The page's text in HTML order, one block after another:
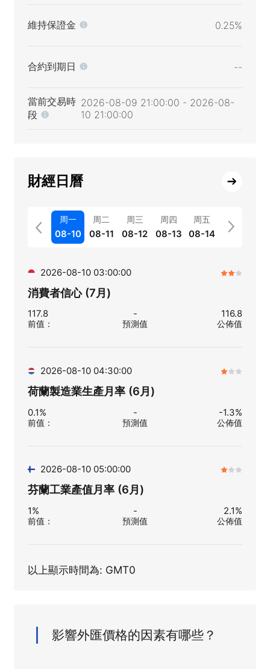
維持保證金 0.25%
合約到期日 --
當前交易時
段
2026-08-09 21:00:00 - 2026-08-
10 21:00:00
財經日曆
周一
08-10
周二
08-11
周三
08-12
周四
08-13
周五
08-14
2026-08-10 03:00:00
消費者信心 (7月)
117.8
前值 ：
-
預測值
116.8
公佈值
2026-08-10 04:30:00
荷蘭製造業生產月率 (6月)
0.1%
前值 ：
-
預測值
-1.3%
公佈值
2026-08-10 05:00:00
芬蘭工業產值月率 (6月)
1%
前值 ：
-
預測值
2.1%
公佈值
以上顯示時間為: GMT0
影響外匯價格的因素有哪些？